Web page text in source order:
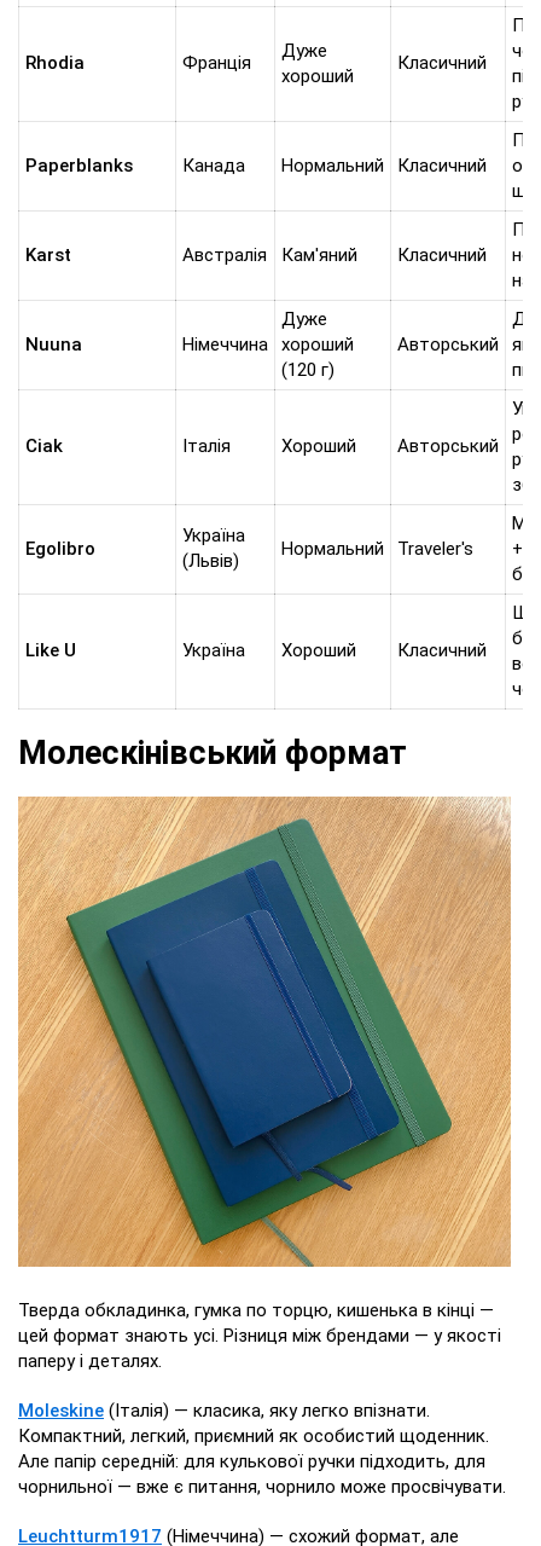
Rhodia Франція
Дуже
хороший
Класичний
Paperblanks Канада Нормальний Класичний
Karst Австралія Кам'яний Класичний
Nuuna Німеччина
Дуже
хороший
(120 г)
Авторський
Ciak Італія Хороший Авторський
Egolibro
Україна
(Львів)
Нормальний Traveler's
+
Like U Україна Хороший Класичний
Молескінівський формат
Тверда обкладинка, гумка по торцю, кишенька в кінці —
цей формат знають усі. Різниця між брендами — у якості
паперу і деталях.
Moleskine (Італія) — класика, яку легко впізнати.
Компактний, легкий, приємний як особистий щоденник.
Але папір середній: для кулькової ручки підходить, для
чорнильної — вже є питання, чорнило може просвічувати.
Leuchtturm1917 (Німеччина) — схожий формат, але